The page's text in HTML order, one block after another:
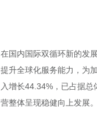
在国内国际双循环新的发
提升全球化服务能力，为
入增长44.34%，已占据
营整体呈现稳健向上发展。